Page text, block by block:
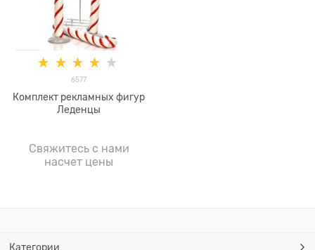
6577
Комплект рекламных фигур
Леденцы
Свяжитесь с нами
насчет цены
Категории